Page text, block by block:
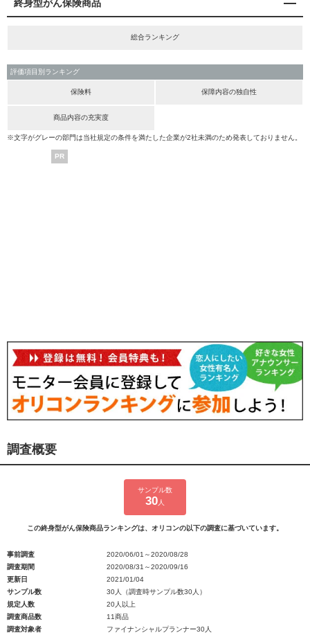
終身型がん保険商品
総合ランキング
評価項目別ランキング
保険料 保障内容の独自性
商品内容の充実度
※文字がグレーの部門は当社規定の条件を満たした企業が2社未満のため発表しておりません。
PR
調査概要
サンプル数
30 人
この終身型がん保険商品ランキングは、オリコンの以下の調査に基づいています。
事前調査
2020/06/01～2020/08/28
調査期間
2020/08/31～2020/09/16
更新日
2021/01/04
サンプル数
30人（調査時サンプル数30人）
規定人数
20人以上
調査商品数
11商品
調査対象者
ファイナンシャルプランナー30人